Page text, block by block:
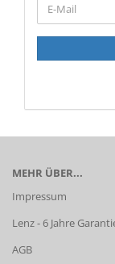
ZUR
NEWSLETTER-
E-
Mail
MEHR ÜBER...
Impressum
Lenz - 6 Jahre
AGB